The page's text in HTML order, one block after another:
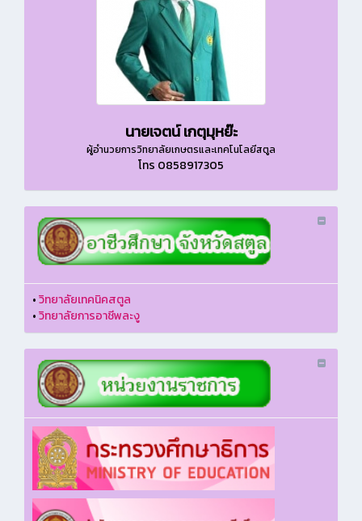
นายเจตน์ เกตุมุหย๊ะ
ผู้อำนวยการวิทยาลัยเกษตรและเทคโนโลยีสตูล
โทร 0858917305
•วิทยาลัยเทคนิคสตูล
•วิทยาลัยการอาชีพละงู